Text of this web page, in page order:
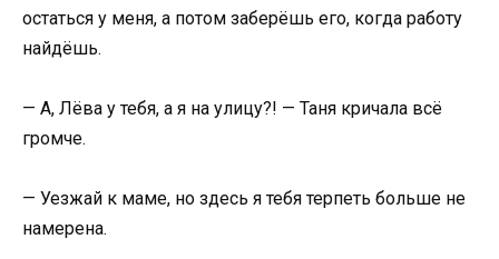
остаться у меня, а потом заберёшь его, когда работу
найдёшь.
— А, Лёва у тебя, а я на улицу?! — Таня кричала всё
громче.
— Уезжай к маме, но здесь я тебя терпеть больше не
намерена.